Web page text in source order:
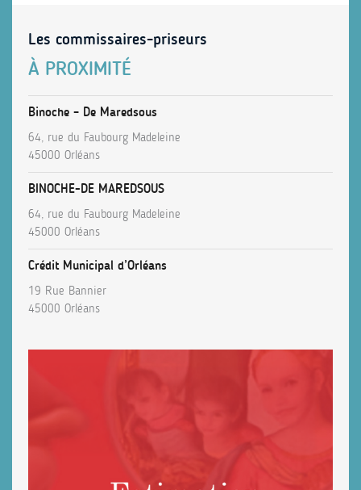
Les commissaires-priseurs
À PROXIMITÉ
Binoche – De Maredsous
64, rue du Faubourg Madeleine
45000 Orléans
BINOCHE-DE MAREDSOUS
64, rue du Faubourg Madeleine
45000 Orléans
Crédit Municipal d’Orléans
19 Rue Bannier
45000 Orléans